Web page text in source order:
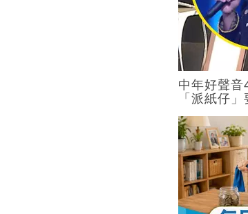
中年好聲音
「派紙仔